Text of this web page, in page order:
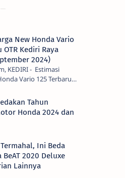
New Honda Vario
OTR Kediri Raya
2024)
KEDIRI - Estimasi
Vario 125 Terbaru
(Update September
PT Astra Honda
Tahun
Honda 2024 dan
Ini Beda
BeAT 2020 Deluxe
Lainnya